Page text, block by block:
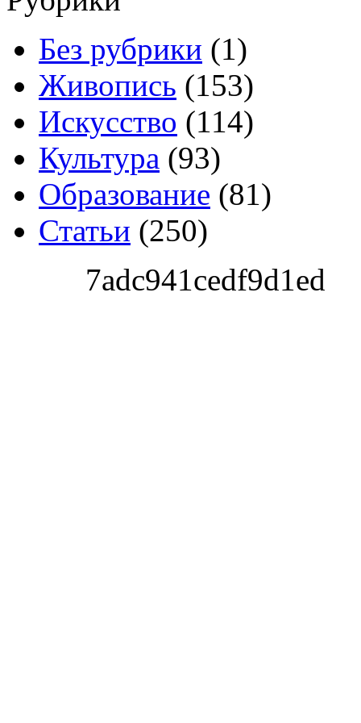
Без рубрики (1)
Живопись (153)
Искусство (114)
Культура (93)
Образование (81)
Статьи (250)
7adc941cedf9d1ed